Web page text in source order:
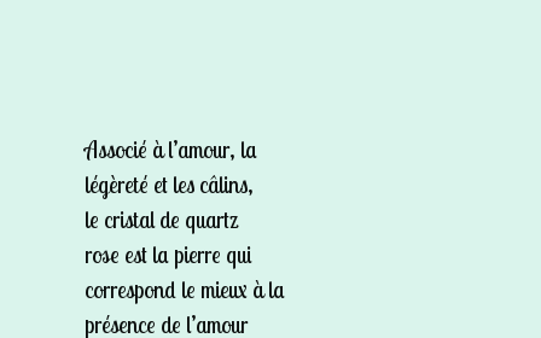
Associé à l’amour, la
légèreté et les câlins,
le cristal de quartz
rose est la pierre qui
correspond le mieux à la
présence de l’amour